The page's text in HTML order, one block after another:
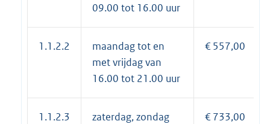
09.00 tot 16.00 uur
1.1.2.2
maandag tot en
met vrijdag van
16.00 tot 21.00 uur
€ 557,00
1.1.2.3
zaterdag, zondag
€ 733,00